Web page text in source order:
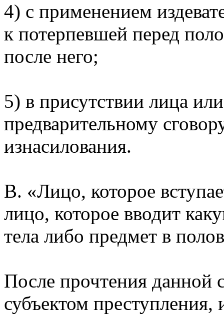
4) с применением
к потерпевшей перед
после него;
5) в присутствии лица
предварительному
изнасилования.
В. «Лицо, которое
лицо, которое вводит
тела либо предмет в
После прочтения данной
субъектом